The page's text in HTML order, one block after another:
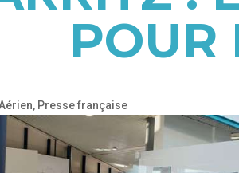
POUR
, Presse française